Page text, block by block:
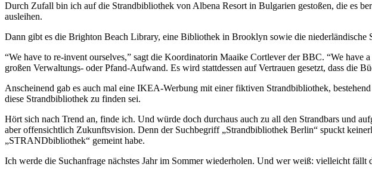
Durch Zufall bin ich auf die Strandbibliothek von Albena Resort in Bulgarien gestoßen, die es
ausleihen.
Dann gibt es die Brighton Beach Library, eine Bibliothek in Brooklyn sowie die
“We have to re-invent ourselves,” sagt die Koordinatorin Maaike Cortlever der BBC. “We have
großen Verwaltungs- oder Pfand-Aufwand. Es wird stattdessen auf Vertrauen gesetzt, dass die
Anscheinend gab es auch mal eine IKEA-Werbung mit einer fiktiven Strandbibliothek,
diese Strandbibliothek zu finden sei.
Hört sich nach Trend an, finde ich. Und würde doch durchaus auch zu all den Strandbars und
aber offensichtlich Zukunftsvision. Denn der Suchbegriff „Strandbibliothek Berlin“ spuckt
„STRANDbibliothek“ gemeint habe.
Ich werde die Suchanfrage nächstes Jahr im Sommer wiederholen. Und wer weiß: vielleicht fällt